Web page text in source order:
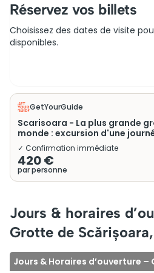
Réservez vos billets
Choisissez des dates de visite
disponibles.
GetYourGuide
Scarisoara - La plus grande
monde : excursion d'une
✓ Confirmation immédiate
420 €
par personne
Jours & horaires
Grotte de
Jours & Horaires d’ouverture